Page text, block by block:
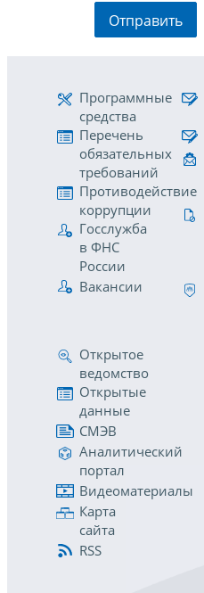
Отправить
Программные
средства
Перечень
обязательных
требований
Противодействие
коррупции
Госслужба
в ФНС
России
Вакансии
Открытое
ведомство
Открытые
данные
СМЭВ
Аналитический
портал
Видеоматериалы
Карта
сайта
RSS